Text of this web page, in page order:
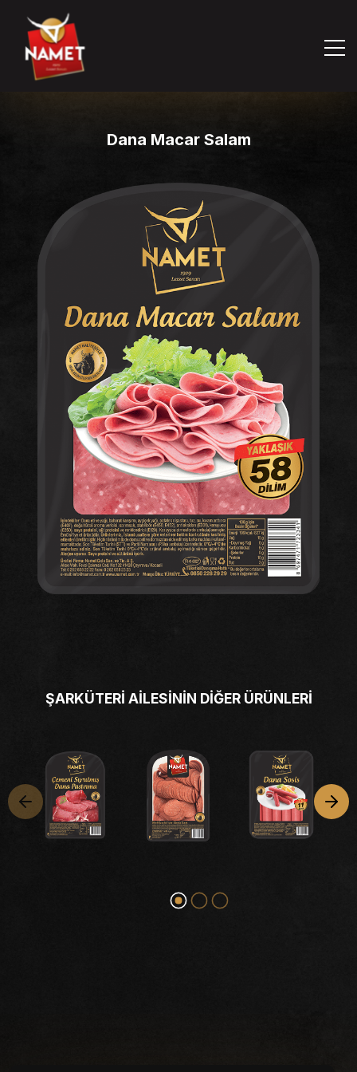
Kurumsal
Ürünlerimiz
Yatırımcı İlişkileri
Medya
Kariyer
İletişim
TR
Dana Macar Salam
ŞARKÜTERİ AİLESİNİN DİĞER ÜRÜNLERİ